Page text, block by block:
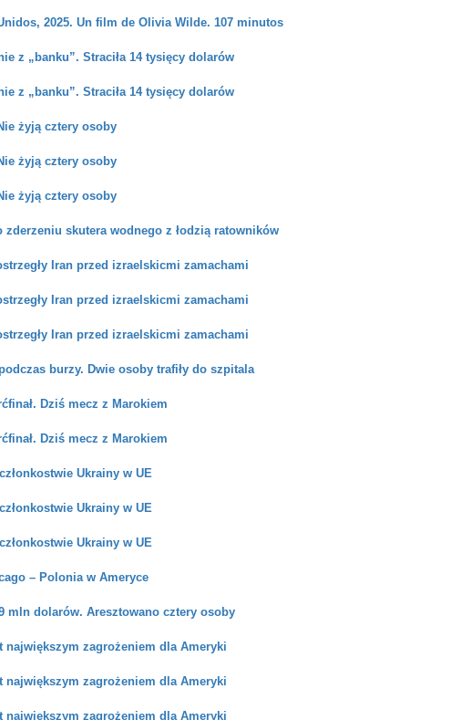
2025. Un film de Olivia Wilde. 107 minutos
z „banku”. Straciła 14 tysięcy dolarów
z „banku”. Straciła 14 tysięcy dolarów
żyją cztery osoby
żyją cztery osoby
żyją cztery osoby
zderzeniu skutera wodnego z łodzią ratowników
Iran przed izraelskicmi zamachami
Iran przed izraelskicmi zamachami
Iran przed izraelskicmi zamachami
burzy. Dwie osoby trafiły do szpitala
Dziś mecz z Marokiem
Dziś mecz z Marokiem
Ukrainy w UE
Ukrainy w UE
Ukrainy w UE
– Polonia w Ameryce
mln dolarów. Aresztowano cztery osoby
największym zagrożeniem dla Ameryki
największym zagrożeniem dla Ameryki
największym zagrożeniem dla Ameryki